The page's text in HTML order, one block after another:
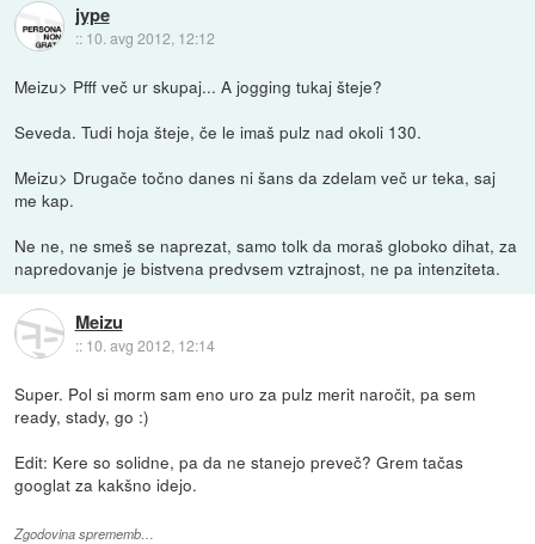
jype
:: 10. avg 2012, 12:12
Meizu> Pfff več ur skupaj... A jogging tukaj šteje?
Seveda. Tudi hoja šteje, če le imaš pulz nad okoli 130.
Meizu> Drugače točno danes ni šans da zdelam več ur teka, saj
me kap.
Ne ne, ne smeš se naprezat, samo tolk da moraš globoko dihat, za
napredovanje je bistvena predvsem vztrajnost, ne pa intenziteta.
Meizu
:: 10. avg 2012, 12:14
Super. Pol si morm sam eno uro za pulz merit naročit, pa sem
ready, stady, go :)
Edit: Kere so solidne, pa da ne stanejo preveč? Grem tačas
googlat za kakšno idejo.
Zgodovina sprememb…